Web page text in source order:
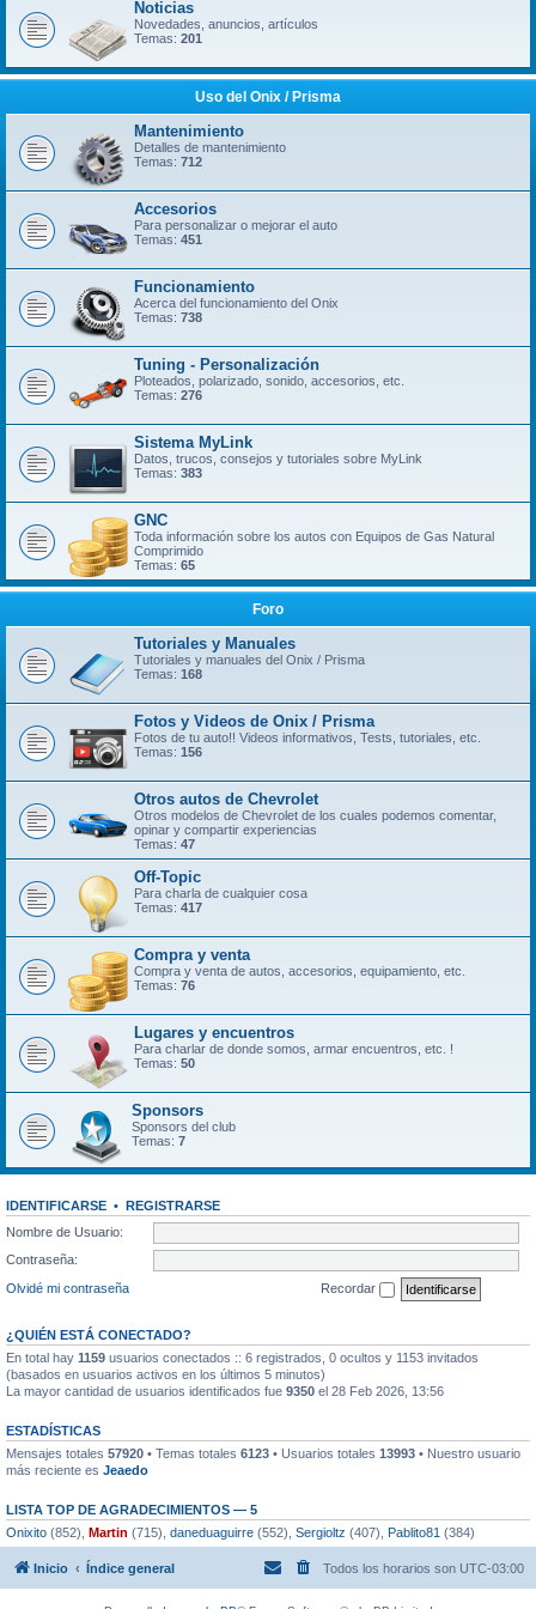
Noticias
Novedades, anuncios, artículos
Temas: 201
Uso del Onix / Prisma
Mantenimiento
Detalles de mantenimiento
Temas: 712
Accesorios
Para personalizar o mejorar el auto
Temas: 451
Funcionamiento
Acerca del funcionamiento del Onix
Temas: 738
Tuning - Personalización
Ploteados, polarizado, sonido, accesorios, etc.
Temas: 276
Sistema MyLink
Datos, trucos, consejos y tutoriales sobre MyLink
Temas: 383
GNC
Toda información sobre los autos con Equipos de Gas Natural
Comprimido
Temas: 65
Foro
Tutoriales y Manuales
Tutoriales y manuales del Onix / Prisma
Temas: 168
Fotos y Videos de Onix / Prisma
Fotos de tu auto!! Videos informativos, Tests, tutoriales, etc.
Temas: 156
Otros autos de Chevrolet
Otros modelos de Chevrolet de los cuales podemos comentar,
opinar y compartir experiencias
Temas: 47
Off-Topic
Para charla de cualquier cosa
Temas: 417
Compra y venta
Compra y venta de autos, accesorios, equipamiento, etc.
Temas: 76
Lugares y encuentros
Para charlar de donde somos, armar encuentros, etc. !
Temas: 50
Sponsors
Sponsors del club
Temas: 7
IDENTIFICARSE • REGISTRARSE
Nombre de Usuario:
Contraseña:
Olvidé mi contraseña
Recordar
¿QUIÉN ESTÁ CONECTADO?
En total hay 1159 usuarios conectados :: 6 registrados, 0 ocultos y 1153 invitados
(basados en usuarios activos en los últimos 5 minutos)
La mayor cantidad de usuarios identificados fue 9350 el 28 Feb 2026, 13:56
ESTADÍSTICAS
Mensajes totales 57920 • Temas totales 6123 • Usuarios totales 13993 • Nuestro usuario
más reciente es Jeaedo
LISTA TOP DE AGRADECIMIENTOS — 5
Onixito (852), Martin (715), daneduaguirre (552), Sergioltz (407), Pablito81 (384)
Inicio Índice general Todos los horarios son UTC-03:00